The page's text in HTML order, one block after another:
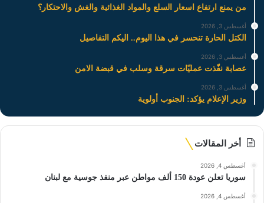
من يمنع ارتفاع اسعار السلع والمواد الغذائية والغش والاحتكار؟
أغسطس 3, 2026
الكتل الحارة تنحسر في هذا اليوم.. اليكم التفاصيل
أغسطس 3, 2026
عصابة نفّذت عمليّات سرقة وسلب في قبضة الامن
أغسطس 3, 2026
وزير الإعلام يؤكد: الجنوب أولوية
أخر المقالات
أغسطس 4, 2026
سوريا تعلن عودة 150 ألف مواطن عبر منفذ جوسية مع لبنان
أغسطس 4, 2026